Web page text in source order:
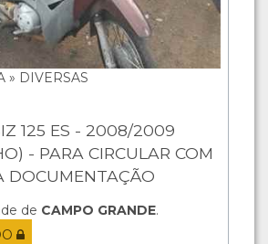
» DIVERSAS
125 ES - 2008/2009
- PARA CIRCULAR COM
DOCUMENTAÇÃO
de CAMPO GRANDE.